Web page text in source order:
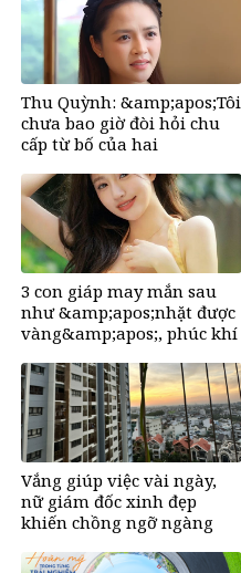
Thu Quỳnh: &amp;apos;Tôi
chưa bao giờ đòi hỏi chu
cấp từ bố của hai
3 con giáp may mắn sau
như &amp;apos;nhặt được
vàng&amp;apos;, phúc khí
một đêm sau ngày 6/8/2026
Vắng giúp việc vài ngày,
nữ giám đốc xinh đẹp
khiến chồng ngỡ ngàng